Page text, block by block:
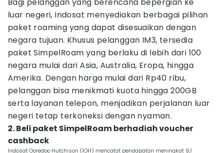
luar negeri, Indosat menyediakan berbagai pilihan
paket roaming yang dapat disesuaikan dengan
negara tujuan. Khusus pelanggan IM3, tersedia
paket SimpelRoam yang berlaku di lebih dari 100
negara mulai dari Asia, Australia, Eropa, hingga
Amerika. Dengan harga mulai dari Rp40 ribu,
pelanggan bisa menikmati kuota hingga 200GB
serta layanan telepon, menjadikan perjalanan luar
negeri tetap terkoneksi dengan nyaman.
2. Beli paket SimpelRoam berhadiah voucher
cashback
Indosat Ooredoo Hutchison (IOH) mencatat pendapatan meningkat 9,1